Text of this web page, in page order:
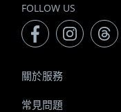
FOLLOW US
關於服務
常見問題